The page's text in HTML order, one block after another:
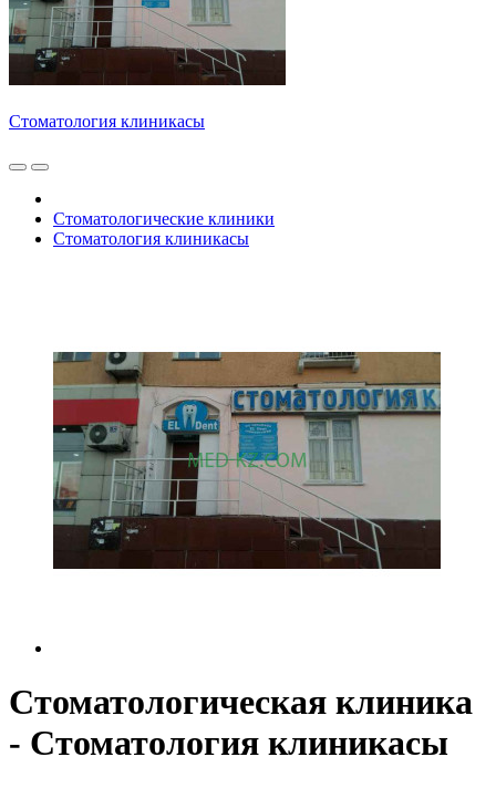
Стоматология клиникасы
Стоматологические клиники
Стоматология клиникасы
Стоматологическая клиника
- Стоматология клиникасы